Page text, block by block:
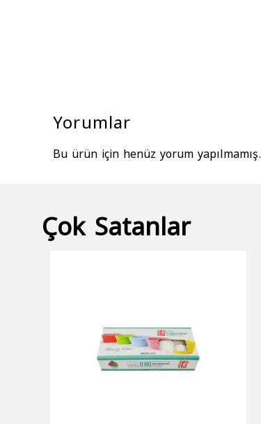
Yorumlar
Bu ürün için henüz yorum yapılmamış.
Çok Satanlar